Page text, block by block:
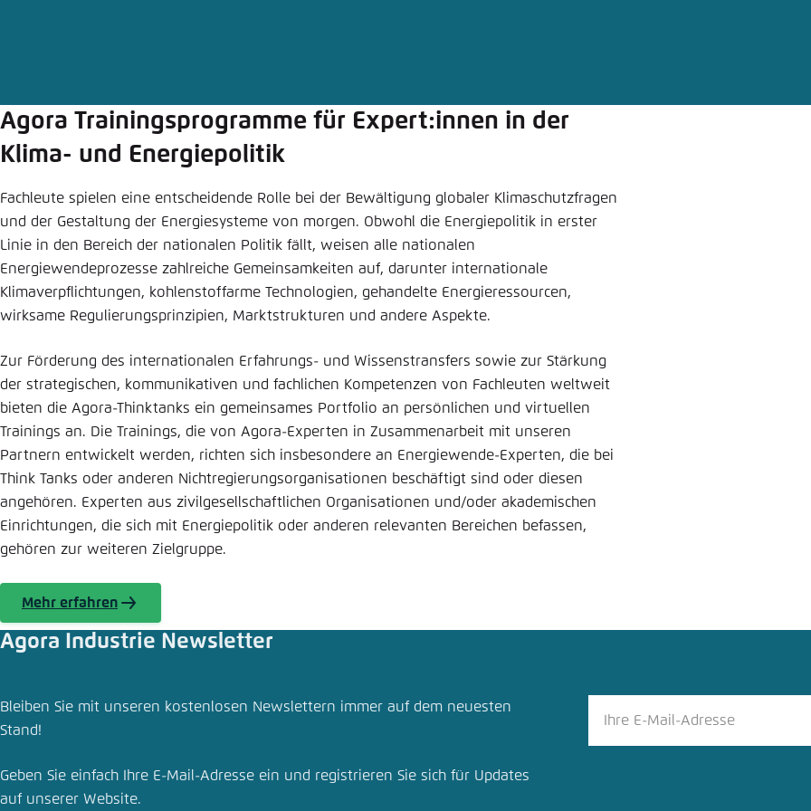
Agora Trainingsprogramme für Expert:innen in der
Klima- und Energiepolitik
Fachleute spielen eine entscheidende Rolle bei der Bewältigung globaler Klimaschutzfragen
und der Gestaltung der Energiesysteme von morgen. Obwohl die Energiepolitik in erster
Linie in den Bereich der nationalen Politik fällt, weisen alle nationalen
Energiewendeprozesse zahlreiche Gemeinsamkeiten auf, darunter internationale
Klimaverpflichtungen, kohlenstoffarme Technologien, gehandelte Energieressourcen,
wirksame Regulierungsprinzipien, Marktstrukturen und andere Aspekte.
Zur Förderung des internationalen Erfahrungs- und Wissenstransfers sowie zur Stärkung
der strategischen, kommunikativen und fachlichen Kompetenzen von Fachleuten weltweit
bieten die Agora-Thinktanks ein gemeinsames Portfolio an persönlichen und virtuellen
Trainings an. Die Trainings, die von Agora-Experten in Zusammenarbeit mit unseren
Partnern entwickelt werden, richten sich insbesondere an Energiewende-Experten, die bei
Think Tanks oder anderen Nichtregierungsorganisationen beschäftigt sind oder diesen
angehören. Experten aus zivilgesellschaftlichen Organisationen und/oder akademischen
Einrichtungen, die sich mit Energiepolitik oder anderen relevanten Bereichen befassen,
gehören zur weiteren Zielgruppe.
Mehr erfahren
Agora Industrie Newsletter
Bleiben Sie mit unseren kostenlosen Newslettern immer auf dem neuesten
Stand!
Geben Sie einfach Ihre E-Mail-Adresse ein und registrieren Sie sich für Updates
auf unserer Website.